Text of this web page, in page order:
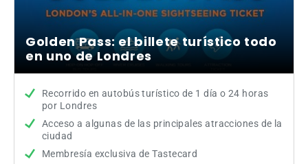
Golden Pass: el billete turístico todo
en uno de Londres
Recorrido en autobús turístico de 1 día o 24 horas
por Londres
Acceso a algunas de las principales atracciones de la
ciudad
Membresía exclusiva de Tastecard